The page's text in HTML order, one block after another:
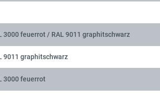
3000 feuerrot / RAL 9011 graphitschwarz
9011 graphitschwarz
3000 feuerrot